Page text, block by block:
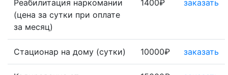
Реабилитация наркомании
(цена за сутки при оплате
за месяц)
1400₽ заказать
Стационар на дому (сутки) 10000₽ заказать